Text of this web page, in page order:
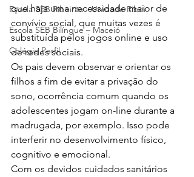
Escola SEB Ribeirão - Unidade Ribei
Escola SEB Bilíngue – Maceió
Colégio Perfil
que haja uma necessidade maior de
convívio social, que muitas vezes é
substituída pelos jogos online e uso
de redes sociais.
Os pais devem observar e orientar os
filhos a fim de evitar a privação do
sono, ocorrência comum quando os
adolescentes jogam on-line durante a
madrugada, por exemplo. Isso pode
interferir no desenvolvimento físico,
cognitivo e emocional.
Com os devidos cuidados sanitários